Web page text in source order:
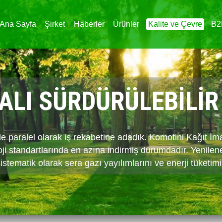
Ana Sayfa Şirket Haberler Ürünler Kalite ve Çevre
olarak iş rekabetine adadık. Komotini Kağıt
standartlarında en azına indirmiş durumdadır.
olarak sera gazı yayılımlarını ve enerji
GELİŞİMİ
yapımına uzmanlaşmasının yanında grubun
yaratan iş planlarını oluşturur. Şirket, turizm, emlak
konumu sayesinde Komotini Kağıt İmalat,
göstermektedir. Cirosunun %50'ye kadarı dış
esnekliğine katkıda bulunur.